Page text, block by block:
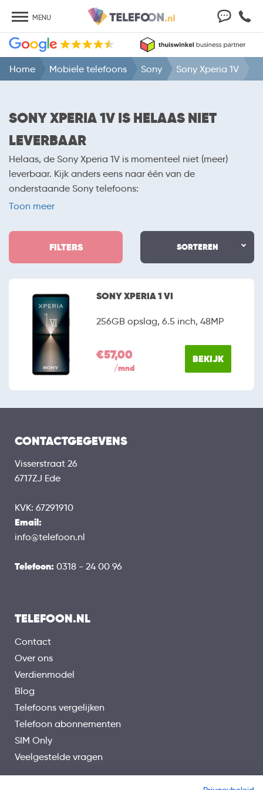
MENU
Home Mobiele telefoons Sony Sony Xperia 1V
SONY XPERIA 1V IS HELAAS NIET
LEVERBAAR
Helaas, de Sony Xperia 1V is momenteel niet (meer)
leverbaar. Kijk anders eens naar één van de
onderstaande Sony telefoons:
-Sony Xperia 1 VI met abonnement
Toon meer
SORTEREN
FILTERS
SONY XPERIA 1 VI
256GB opslag, 6.5 inch, 48MP
€57,00
/mnd
BEKIJK
CONTACTGEGEVENS
Visserstraat 26
6717ZJ Ede
KVK: 67291910
Email:
info@telefoon.nl
Telefoon: 0318 - 24 00 96
TELEFOON.NL
Contact
Over ons
Verdienmodel
Blog
Telefoons vergelijken
Telefoon abonnementen
SIM Only
Veelgestelde vragen